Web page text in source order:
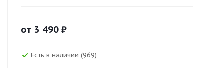
от 3 490 ₽
Есть в наличии (969)